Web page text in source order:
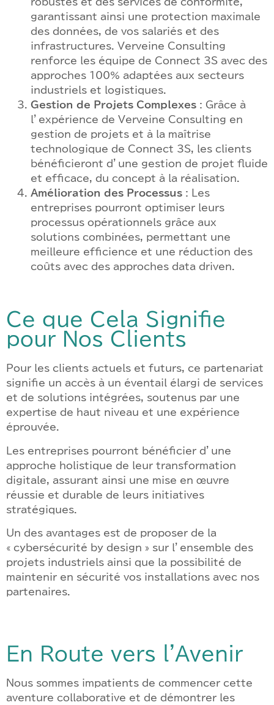
garantissant ainsi une protection maximale
des données, de vos salariés et des
infrastructures. Verveine Consulting
renforce les équipe de Connect 3S avec des
approches 100% adaptées aux secteurs
industriels et logistiques.
Gestion de Projets Complexes : Grâce à
l’expérience de Verveine Consulting en
gestion de projets et à la maîtrise
technologique de Connect 3S, les clients
bénéficieront d’une gestion de projet fluide
et efficace, du concept à la réalisation.
Amélioration des Processus : Les
entreprises pourront optimiser leurs
processus opérationnels grâce aux
solutions combinées, permettant une
meilleure efficience et une réduction des
coûts avec des approches data driven.
Ce que Cela Signifie
pour Nos Clients
Pour les clients actuels et futurs, ce partenariat
signifie un accès à un éventail élargi de services
et de solutions intégrées, soutenus par une
expertise de haut niveau et une expérience
éprouvée.
Les entreprises pourront bénéficier d’une
approche holistique de leur transformation
digitale, assurant ainsi une mise en œuvre
réussie et durable de leurs initiatives
stratégiques.
Un des avantages est de proposer de la
« cybersécurité by design » sur l’ensemble des
projets industriels ainsi que la possibilité de
maintenir en sécurité vos installations avec nos
partenaires.
En Route vers l'Avenir
Nous sommes impatients de commencer cette
aventure collaborative et de démontrer les